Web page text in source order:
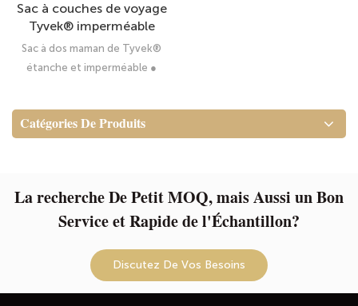
Sac à couches de voyage
Tyvek® imperméable
personnalisé - fourre-tout
de grande capacité de sac
à dos de grande capacité
Sac à dos maman de Tyvek®
étanche et imperméable ●
Catégories De Produits
La recherche De Petit MOQ, mais Aussi un Bon
Service et Rapide de l'Échantillon?
Discutez De Vos Besoins